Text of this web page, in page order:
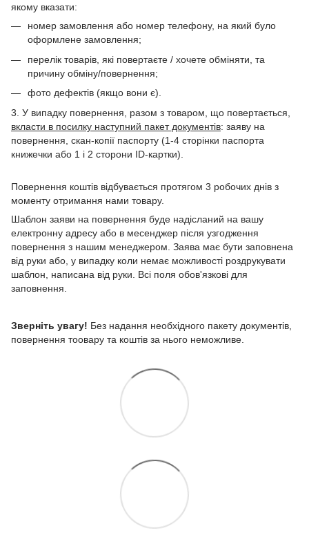
якому вказати:
номер замовлення або номер телефону, на який було
оформлене замовлення;
перелік товарів, якi повертаєте / хочете обміняти, та
причину обміну/повернення;
фото дефектiв (якщо вони є).
3. У випадку повернення, разом з товаром, що повертається,
вкласти в посилку наступний пакет документів: заяву на
повернення, скан-копії паспорту (1-4 сторінки паспорта
книжечки або 1 і 2 сторони ID-картки).
Повернення коштів відбувається протягом 3 робочих днів з
моменту отримання нами товару.
Шаблон заяви на повернення буде надісланий на вашу
електронну адресу або в месенджер після узгодження
повернення з нашим менеджером. Заява має бути заповнена
від руки або, у випадку коли немає можливості роздрукувати
шаблон, написана від руки. Всі поля обов'язкові для
заповнення.
Зверніть увагу! Без надання необхідного пакету документів,
повернення тоовару та коштів за нього неможливе.